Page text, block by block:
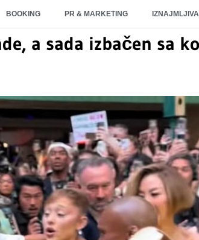
BOOKING PR & MARKETING
a sada izbačen sa